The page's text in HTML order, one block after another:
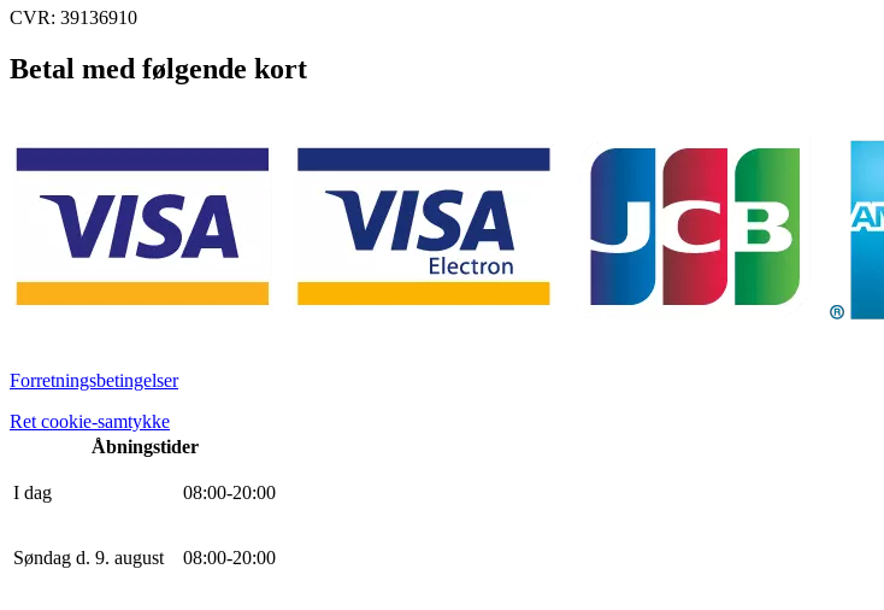
CVR: 39136910
Betal med følgende kort
Forretningsbetingelser
Ret cookie-samtykke
Åbningstider
I dag 08:00-20:00
Søndag d. 9. august 08:00-20:00